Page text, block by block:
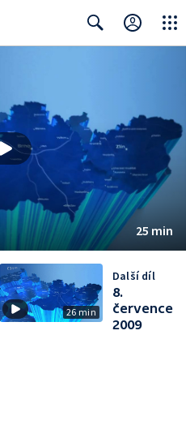
25 min
26 min
Další díl
8.
července
2009